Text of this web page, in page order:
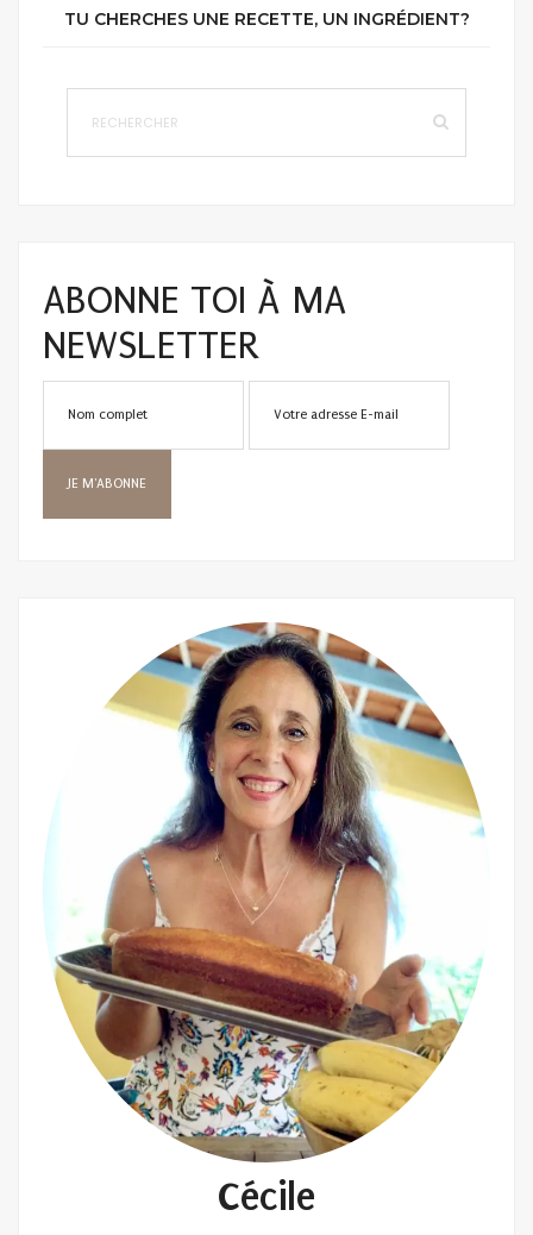
TU CHERCHES UNE RECETTE, UN INGRÉDIENT?
ABONNE TOI À MA
NEWSLETTER
Cécile